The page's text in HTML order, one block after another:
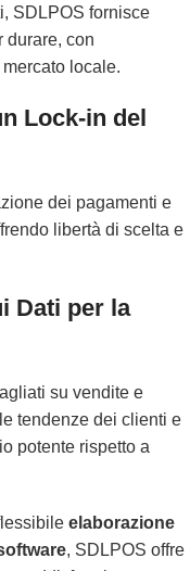
SDLPOS fornisce
durare, con
locale.
Lock-in del
dei pagamenti e
libertà di scelta e
Dati per la
su vendite e
tendenze dei clienti e
potente rispetto a
elaborazione
, SDLPOS offre